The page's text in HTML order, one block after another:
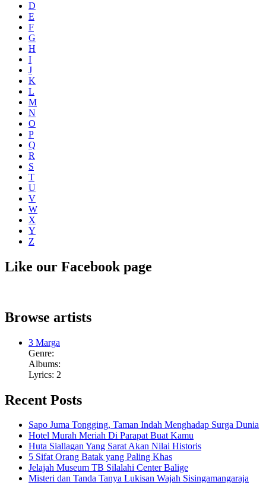
D
E
F
G
H
I
J
K
L
M
N
O
P
Q
R
S
T
U
V
W
X
Y
Z
Like our Facebook page
Browse artists
3 Marga
Genre:
Albums:
Lyrics: 2
Recent Posts
Sapo Juma Tongging, Taman Indah Menghadap Surga Dunia
Hotel Murah Meriah Di Parapat Buat Kamu
Huta Siallagan Yang Sarat Akan Nilai Historis
5 Sifat Orang Batak yang Paling Khas
Jelajah Museum TB Silalahi Center Balige
Misteri dan Tanda Tanya Lukisan Wajah Sisingamangaraja